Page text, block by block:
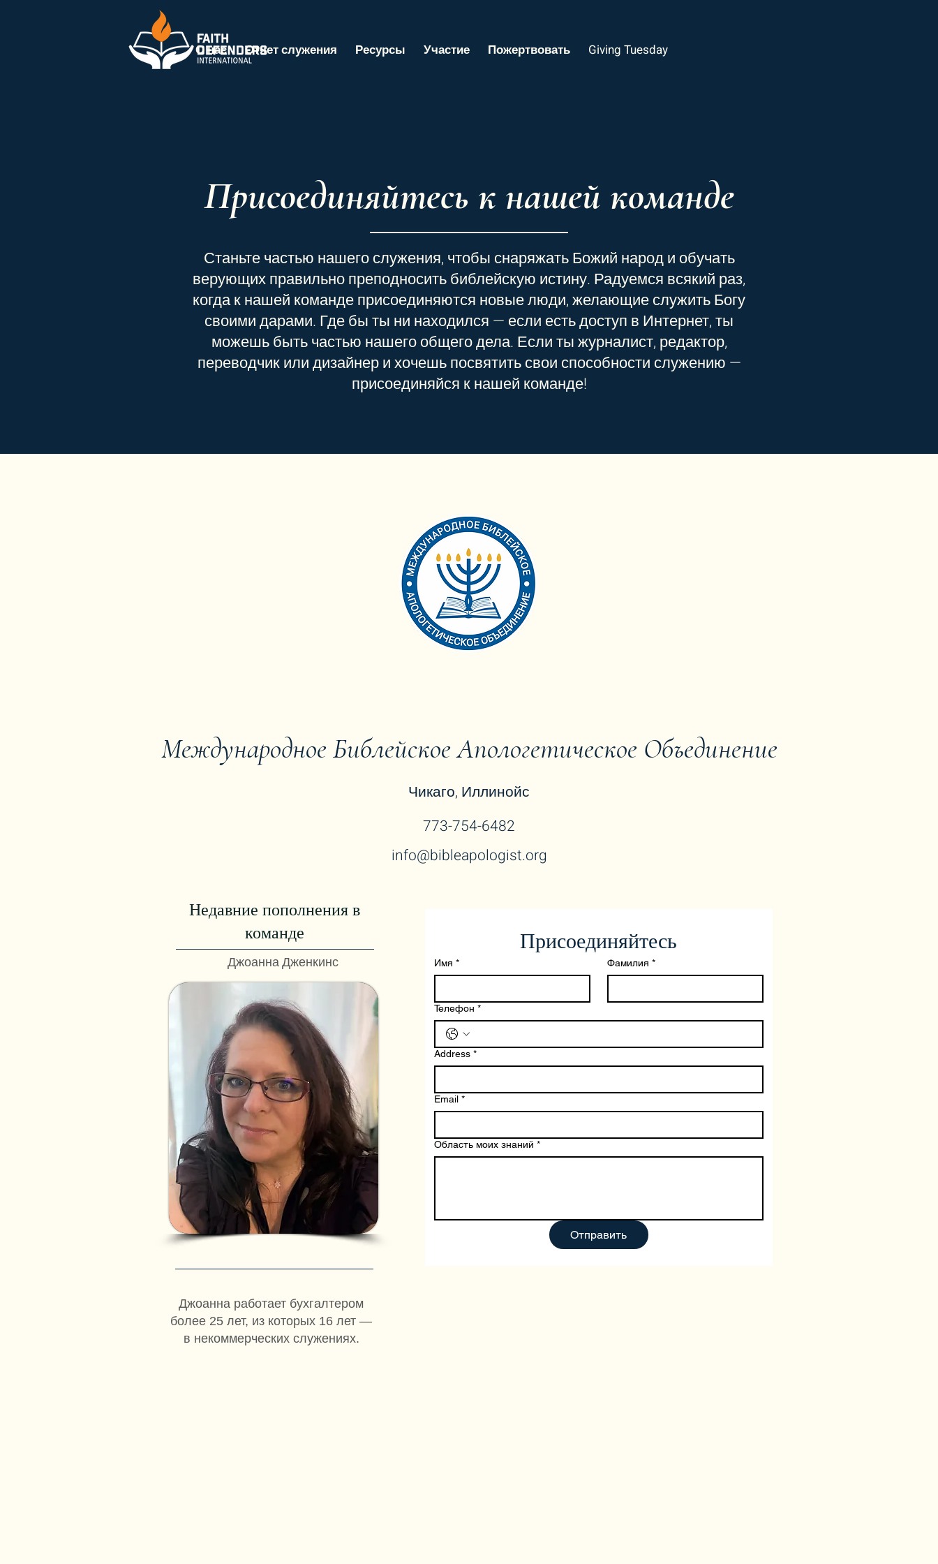
О нас Отчет служения Ресурсы Участие Пожертвовать Giving Tuesday
Присоединяйтесь к нашей команде
Станьте частью нашего служения, чтобы снаряжать Божий народ и обучать
верующих правильно преподносить библейскую истину. Радуемся всякий раз,
когда к нашей команде присоединяются новые люди, желающие служить Богу
своими дарами. Где бы ты ни находился — если есть доступ в Интернет, ты
можешь быть частью нашего общего дела. Если ты журналист, редактор,
переводчик или дизайнер и хочешь посвятить свои способности служению —
присоединяйся к нашей команде!
Международное Библейское Апологетическое Объединение
Чикаго, Иллинойс
773-754-6482
info@bibleapologist.org
Недавние пополнения в
команде
Джоанна Дженкинс
Джоанна работает бухгалтером
более 25 лет, из которых 16 лет —
в некоммерческих служениях.
Присоединяйтесь
Имя * Фамилия *
Телефон *
Address *
Email *
Область моих знаний *
Отправить